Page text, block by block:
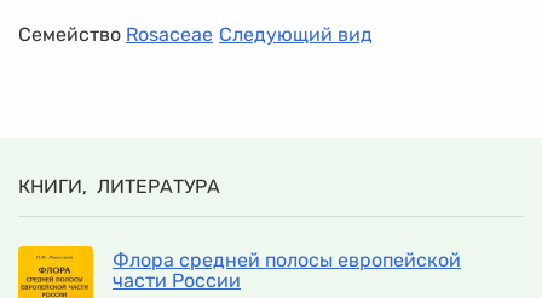
Семейство Rosaceae Следующий вид
КНИГИ, ЛИТЕРАТУРА
Флора средней полосы европейской
части России